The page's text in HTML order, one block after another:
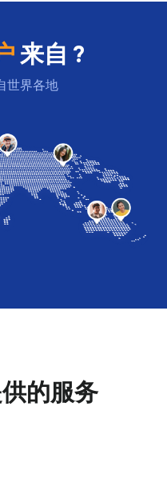
来自 ?
世界各地
的服务